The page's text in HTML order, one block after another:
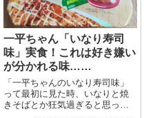
一平ちゃん「いなり寿司
味」実食！これは好き嫌い
が分かれる味……
「一平ちゃんのいなり寿司味」
って最初に見た時、いなりと焼
きそばとか狂気過ぎると思った